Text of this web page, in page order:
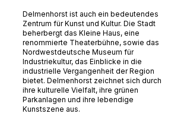
Delmenhorst ist auch ein bedeutendes
Zentrum für Kunst und Kultur. Die Stadt
beherbergt das Kleine Haus, eine
renommierte Theaterbühne, sowie das
Nordwestdeutsche Museum für
Industriekultur, das Einblicke in die
industrielle Vergangenheit der Region
bietet. Delmenhorst zeichnet sich durch
ihre kulturelle Vielfalt, ihre grünen
Parkanlagen und ihre lebendige
Kunstszene aus.